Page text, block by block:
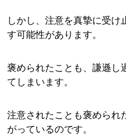
しかし、注意を真摯に受け
す可能性があります。
褒められたことも、謙遜し
てしまいます。
注意されたことも褒められ
がっているのです。